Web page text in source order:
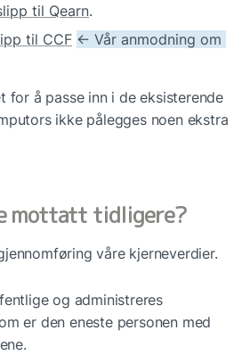
til Qearn.
til CCF ← Vår anmodning om
for å passe inn i de eksisterende
ikke pålegges noen ekstra
mottatt tidligere?
våre kjerneverdier.
og administreres
er den eneste personen med